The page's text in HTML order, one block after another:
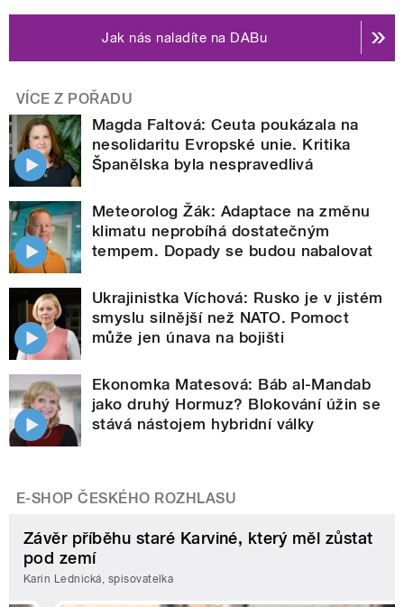
Jak nás naladíte na DABu
VÍCE Z POŘADU
Magda Faltová: Ceuta poukázala na
nesolidaritu Evropské unie. Kritika
Španělska byla nespravedlivá
Meteorolog Žák: Adaptace na změnu
klimatu neprobíhá dostatečným
tempem. Dopady se budou nabalovat
Ukrajinistka Víchová: Rusko je v jistém
smyslu silnější než NATO. Pomoct
může jen únava na bojišti
Ekonomka Matesová: Báb al-Mandab
jako druhý Hormuz? Blokování úžin se
stává nástojem hybridní války
E-SHOP ČESKÉHO ROZHLASU
Závěr příběhu staré Karviné, který měl zůstat
pod zemí
Karin Lednická, spisovatelka